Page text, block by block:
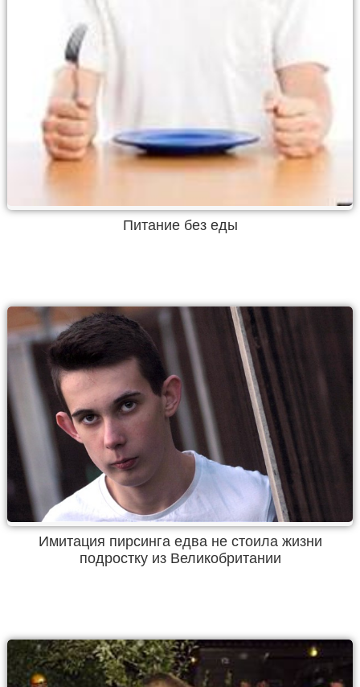
Питание без еды
Имитация пирсинга едва не стоила жизни
подростку из Великобритании